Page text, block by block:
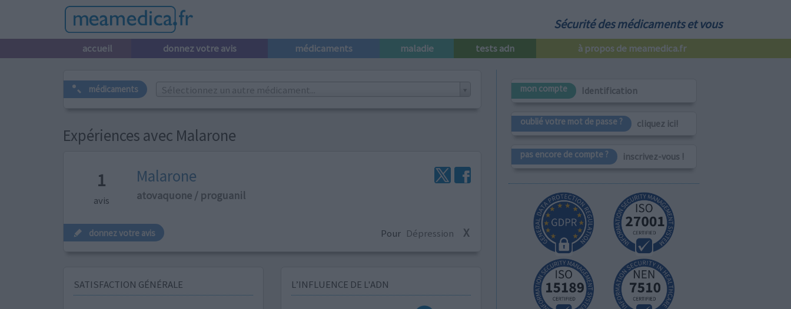
Sécurité des médicaments et vous
accueil donnez votre avis médicaments maladie tests adn à propos de meamedica.fr
médicaments Sélectionnez un autre médicament...
Expériences avec Malarone
1
avis
Malarone
atovaquone / proguanil
donnez votre avis Pour Dépression X
SATISFACTION GÉNÉRALE L’INFLUENCE DE L'ADN
mon compte Identification
oublié votre mot de passe ? cliquez ici!
pas encore de compte ? inscrivez-vous !